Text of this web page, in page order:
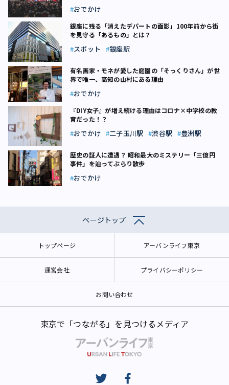
おでかけ
銀座に残る「消えたデパートの面影」――100年前から街
を見守る「あるもの」とは？
スポット 銀座駅
有名画家・モネが愛した庭園の「そっくりさん」が世
界で唯一、高知の山村にある理由
おでかけ
『DIY女子』が増え続ける理由はコロナ×中学校の教
育だった！？
おでかけ 二子玉川駅 渋谷駅 豊洲駅
歴史の証人に遭遇？ 昭和最大のミステリー「三億円
事件」を辿ってぶらり散歩
おでかけ
ページトップ
トップページ アーバンライフ東京
運営会社 プライバシーポリシー
お問い合わせ
東京で「つながる」を見つけるメディア